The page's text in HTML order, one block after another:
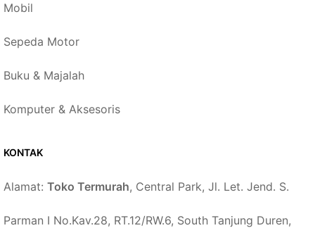
Mobil
Sepeda Motor
Buku & Majalah
Komputer & Aksesoris
KONTAK
Alamat: Toko Termurah, Central Park, Jl. Let. Jend. S.
Parman I No.Kav.28, RT.12/RW.6, South Tanjung Duren,